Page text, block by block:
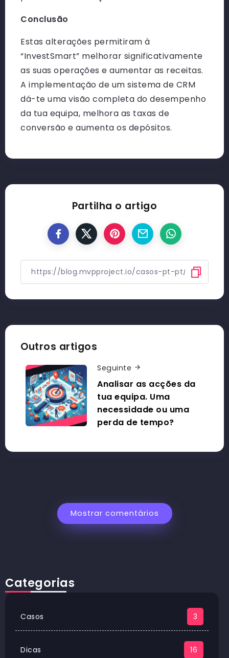
Conclusão
Estas alterações permitiram à
“InvestSmart” melhorar significativamente
as suas operações e aumentar as receitas.
A implementação de um sistema de CRM
dá-te uma visão completa do desempenho
da tua equipa, melhora as taxas de
conversão e aumenta os depósitos.
Partilha o artigo
Outros artigos
Seguinte
Analisar as acções da
tua equipa. Uma
necessidade ou uma
perda de tempo?
Mostrar comentários
Categorias
Casos 3
Dicas 16